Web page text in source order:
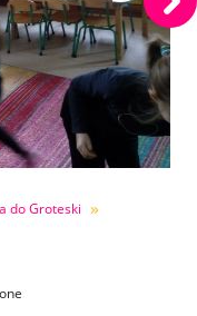
do Groteski »